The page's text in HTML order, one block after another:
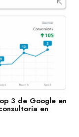
3 de Google en
en